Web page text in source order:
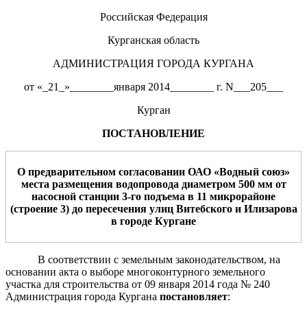
Российская Федерация
Курганская область
АДМИНИСТРАЦИЯ ГОРОДА КУРГАНА
от «_21_»________января 2014________ г. N___205___
Курган
ПОСТАНОВЛЕНИЕ
О предварительном согласовании ОАО «Водный союз»
места размещенияводопровода диаметром 500 мм от
насосной станции 3-го подъема в 11 микрорайоне
(строение 3) до пересечения улиц Витебского и Илизарова
в городе Кургане
В соответствии с земельным законодательством, на
основании акта о выборе многоконтурного земельного
участка для строительства от 09 января 2014 года № 240
Администрация города Кургана постановляет: